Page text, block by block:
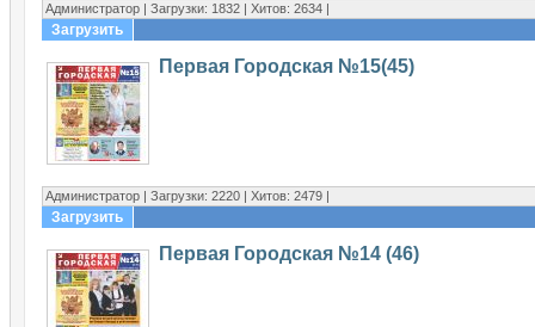
Администратор | Загрузки: 1832 | Хитов: 2634 |
Загрузить
Первая Городская №15(45)
Администратор | Загрузки: 2220 | Хитов: 2479 |
Загрузить
Первая Городская №14 (46)